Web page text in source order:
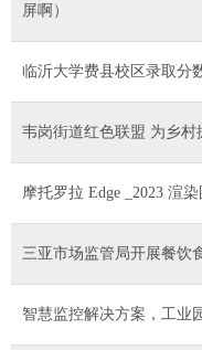
屏啊）
临沂大学费县校区录取分
韦岗街道红色联盟 为乡村
摩托罗拉 Edge _2023 渲
三亚市场监管局开展餐饮
智慧监控解决方案，工业